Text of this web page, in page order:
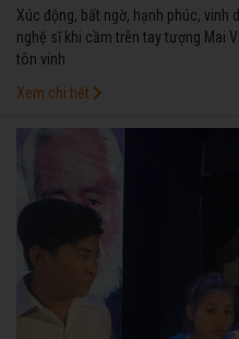
Xúc động, bất ngờ, hạnh phúc,
nghệ sĩ khi cầm trên tay tượng Mai
tôn vinh
Xem chi tiết